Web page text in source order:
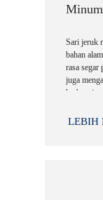
Sari jeruk
bahan
rasa segar
juga
berbagai
LEBIH